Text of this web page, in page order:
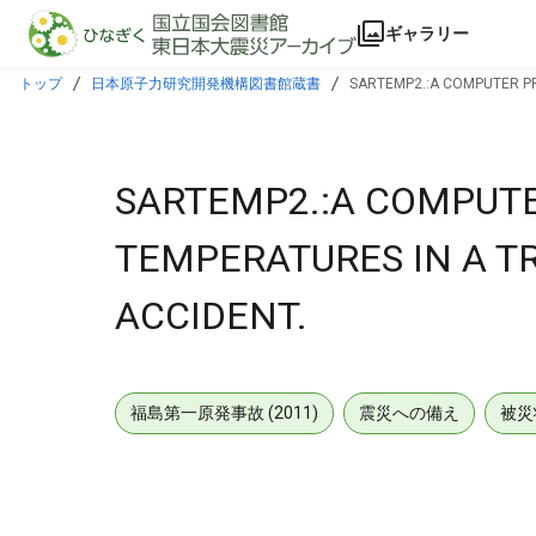
本文に飛ぶ
ギャラリー
トップ 日本原子力研究開発機構図書館蔵書 SARTEMP2.:A COMPUTER
SARTEMP2.:A
TEMPERATURES IN A
ACCIDENT.
福島第一原発事故 (2011) 震災への備え 被災